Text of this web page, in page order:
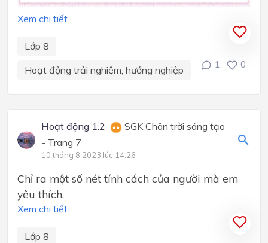
Xem chi tiết
Lớp 8
Hoạt động trải nghiệm, hướng nghiệp
1 0
Hoạt động 1.2
SGK Chân trời sáng tạo
- Trang 7
10 tháng 8 2023 lúc 14:26
Chỉ ra một số nét tính cách của người mà em
yêu thích.
Xem chi tiết
Lớp 8